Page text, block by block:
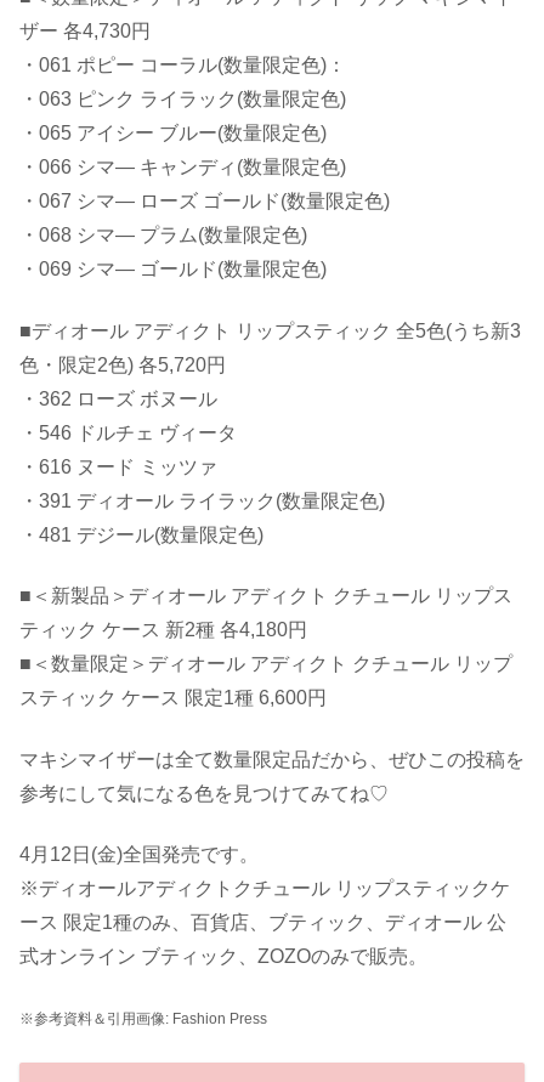
ザー 各4,730円
・061 ポピー コーラル(数量限定色)：
・063 ピンク ライラック(数量限定色)
・065 アイシー ブルー(数量限定色)
・066 シマ― キャンディ(数量限定色)
・067 シマ― ローズ ゴールド(数量限定色)
・068 シマ― プラム(数量限定色)
・069 シマ― ゴールド(数量限定色)
■ディオール アディクト リップスティック 全5色(うち新3
色・限定2色) 各5,720円
・362 ローズ ボヌール
・546 ドルチェ ヴィータ
・616 ヌード ミッツァ
・391 ディオール ライラック(数量限定色)
・481 デジール(数量限定色)
■＜新製品＞ディオール アディクト クチュール リップス
ティック ケース 新2種 各4,180円
■＜数量限定＞ディオール アディクト クチュール リップ
スティック ケース 限定1種 6,600円
マキシマイザーは全て数量限定品だから、ぜひこの投稿を
参考にして気になる色を見つけてみてね♡
4月12日(金)全国発売です。
※ディオールアディクトクチュール リップスティックケ
ース 限定1種のみ、百貨店、ブティック、ディオール 公
式オンライン ブティック、ZOZOのみで販売。
※参考資料＆引用画像: Fashion Press